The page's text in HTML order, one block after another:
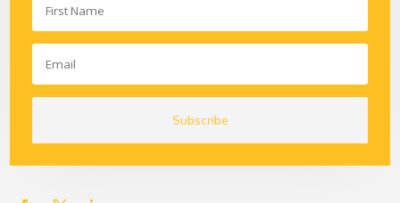
Subscribe